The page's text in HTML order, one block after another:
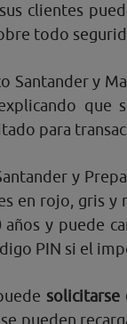
clientes
todo
Santander y
que
para
y
en rojo, gris y
y puede
PIN si el
solicitarse
pueden